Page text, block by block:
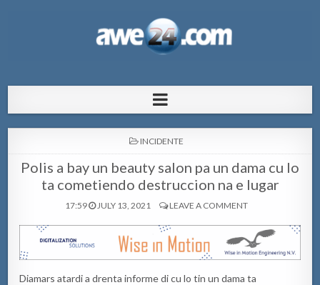
pa Aruba
POSTED
INCIDENTE
Polis a bay un beauty salon pa un dama cu lo
ta cometiendo destruccion na e lugar
17:59 JULY 13, 2021 LEAVE A COMMENT
Diamars atardi a drenta informe di cu lo tin un dama ta